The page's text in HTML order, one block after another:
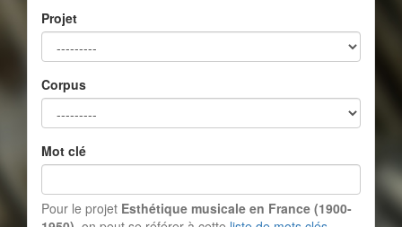
Projet
Corpus
Mot clé
Pour le projet Esthétique musicale en France (1900-